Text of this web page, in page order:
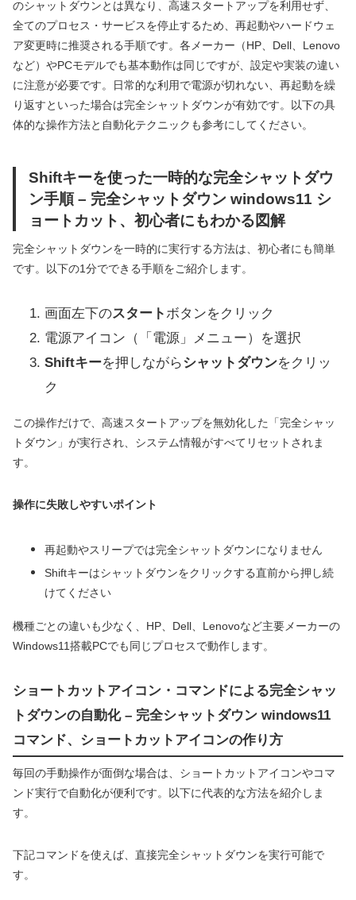
のシャットダウンとは異なり、高速スタートアップを利用せず、
全てのプロセス・サービスを停止するため、再起動やハードウェ
ア変更時に推奨される手順です。各メーカー（HP、Dell、Lenovo
など）やPCモデルでも基本動作は同じですが、設定や実装の違い
に注意が必要です。日常的な利用で電源が切れない、再起動を繰
り返すといった場合は完全シャットダウンが有効です。以下の具
体的な操作方法と自動化テクニックも参考にしてください。
Shiftキーを使った一時的な完全シャットダウ
ン手順 – 完全シャットダウン windows11 シ
ョートカット、初心者にもわかる図解
完全シャットダウンを一時的に実行する方法は、初心者にも簡単
です。以下の1分でできる手順をご紹介します。
画面左下のスタートボタンをクリック
電源アイコン（「電源」メニュー）を選択
Shiftキーを押しながらシャットダウンをクリッ
ク
この操作だけで、高速スタートアップを無効化した「完全シャッ
トダウン」が実行され、システム情報がすべてリセットされま
す。
操作に失敗しやすいポイント
再起動やスリープでは完全シャットダウンになりません
Shiftキーはシャットダウンをクリックする直前から押し続
けてください
機種ごとの違いも少なく、HP、Dell、Lenovoなど主要メーカーの
Windows11搭載PCでも同じプロセスで動作します。
ショートカットアイコン・コマンドによる完全シャッ
トダウンの自動化 – 完全シャットダウン windows11
コマンド、ショートカットアイコンの作り方
毎回の手動操作が面倒な場合は、ショートカットアイコンやコマ
ンド実行で自動化が便利です。以下に代表的な方法を紹介しま
す。
下記コマンドを使えば、直接完全シャットダウンを実行可能で
す。